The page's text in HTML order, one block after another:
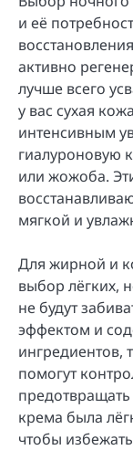
и её
активно
лучше всего
у вас сухая
интенсивным
гиалуроновую
или жожоба.
мягкой и
Для жирной и
выбор лёгких,
не будут
эффектом и
ингредиентов,
помогут
крема была
чтобы